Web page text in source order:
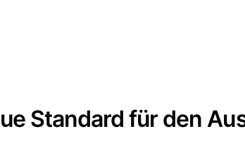
Standard für den